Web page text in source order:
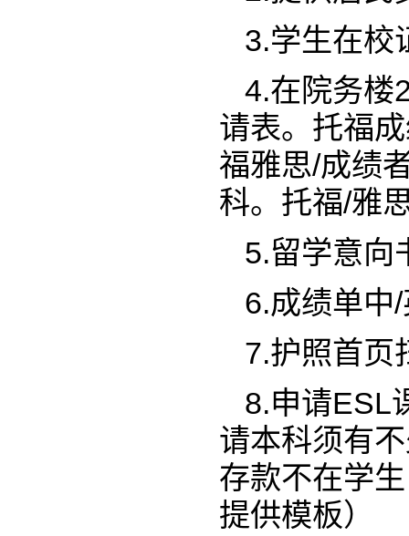
3.学生在校
4.在院务楼
请表。托福
福雅思/成绩
科。托福/雅
5.留学意向
6.成绩单中
7.护照首页
8.申请ESL
请本科须有
存款不在学
提供模板）